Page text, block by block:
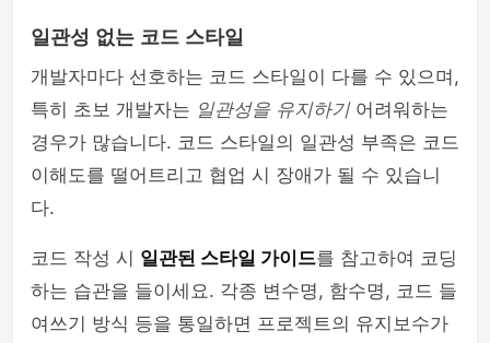
일관성 없는 코드 스타일
개발자마다 선호하는 코드 스타일이 다를 수 있으며,
특히 초보 개발자는 일관성을 유지하기어려워하는
경우가 많습니다. 코드 스타일의 일관성 부족은 코드
이해도를 떨어트리고 협업 시 장애가 될 수 있습니
다.
코드 작성 시 일관된 스타일 가이드를 참고하여 코딩
하는 습관을 들이세요. 각종 변수명, 함수명, 코드 들
여쓰기 방식 등을 통일하면 프로젝트의 유지보수가